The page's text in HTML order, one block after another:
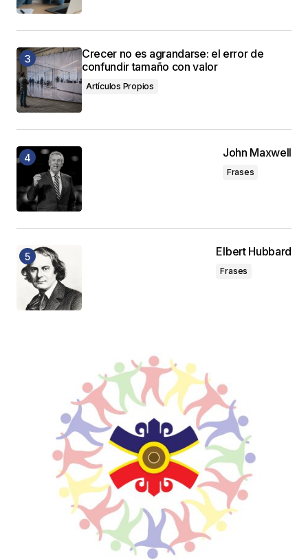
Crecer no es agrandarse: el error de
confundir tamaño con valor
Artículos Propios
John Maxwell
Frases
Elbert Hubbard
Frases